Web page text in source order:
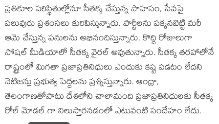
ప్రతికూల పరిస్థితుల్లోనూ సీతక్క చేస్తున్న సాహసం, సేవపై
పలువురు ప్రశంసలు కురిపిస్తున్నారు. పార్టీలను పక్కనబెట్టి మరీ
ఆమె చేస్తున్న పనులను అభినందిస్తున్నారు. కొద్ది రోజులుగా
సోషల్ మీడియాలో సీతక్క వైరల్ అవుతున్నారు. సీతక్క తరహాలోనే
రాష్ట్రంలో మిగతా ప్రజాప్రతినిధులు ఎందుకు కష్ట పడటం లేదని
నెటిజన్లు ప్రభుత్వ పెద్దలను ప్రశ్నిస్తున్నారు. ఆంధ్రా,
తెలంగాణతోపాటు దేశలోని చాలామంది ప్రజాప్రతినిధులకు సీతక్క
రోల్ మోడల్ గా నిలుస్తారనడంలో ఎటువంటి సందేహం లేదు.